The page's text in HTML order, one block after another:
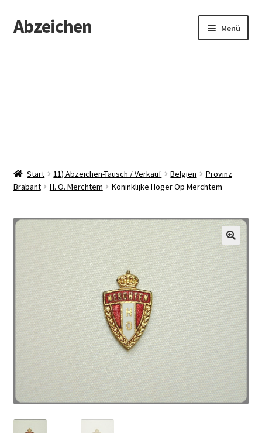
Zur
Navigation
Zum
Inhalt
Abzeichen Menü
Start 11) Abzeichen-Tausch / Verkauf Belgien
Provinz
Brabant
H. O. Merchtem Koninklijke Hoger Op Merchtem